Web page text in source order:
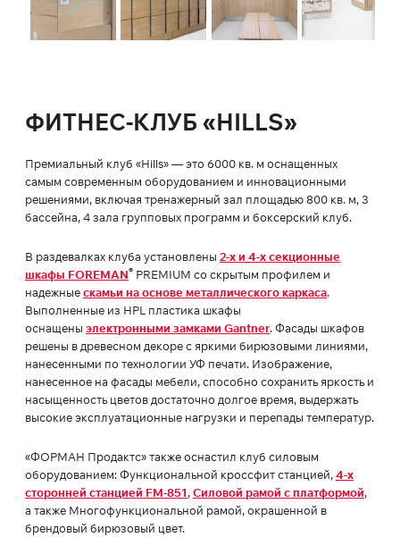
ФИТНЕС-КЛУБ «HILLS»
Премиальный клуб «Hills» — это 6000 кв. м оснащенных
самым современным оборудованием и инновационными
решениями, включая тренажерный зал площадью 800 кв. м, 3
бассейна, 4 зала групповых программ и боксерский клуб.
В раздевалках клуба установлены 2-х и 4-х секционные
шкафы FOREMAN® PREMIUM со скрытым профилем и
надежныескамьи на основе металлического каркаса.
Выполненные из HPL пластика шкафы
оснащены электронными замками Gantner. Фасады шкафов
решены в древесном декоре с яркими бирюзовыми линиями,
нанесенными по технологии УФ печати. Изображение,
нанесенное на фасады мебели, способно сохранить яркость и
насыщенность цветов достаточно долгое время, выдержать
высокие эксплуатационные нагрузки и перепады температур.
«ФОРМАН Продактс» также оснастил клуб силовым
оборудованием: Функциональной кроссфит станцией,4-х
сторонней станцией FM-851,Силовой рамой с платформой,
а также Многофункциональной рамой, окрашенной в
брендовый бирюзовый цвет.